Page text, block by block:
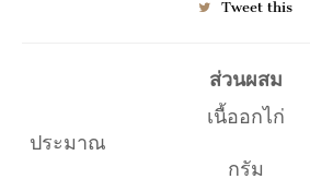
Tweet this
ส่วนผสม
เนื้ออกไก่
ประมาณ
กรัม